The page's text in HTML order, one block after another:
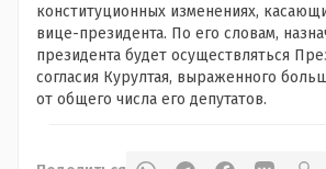
конституционных изменениях,
вице-президента. По его словам,
президента будет осуществляться
согласия Курултая, выраженного
от общего числа его депутатов.